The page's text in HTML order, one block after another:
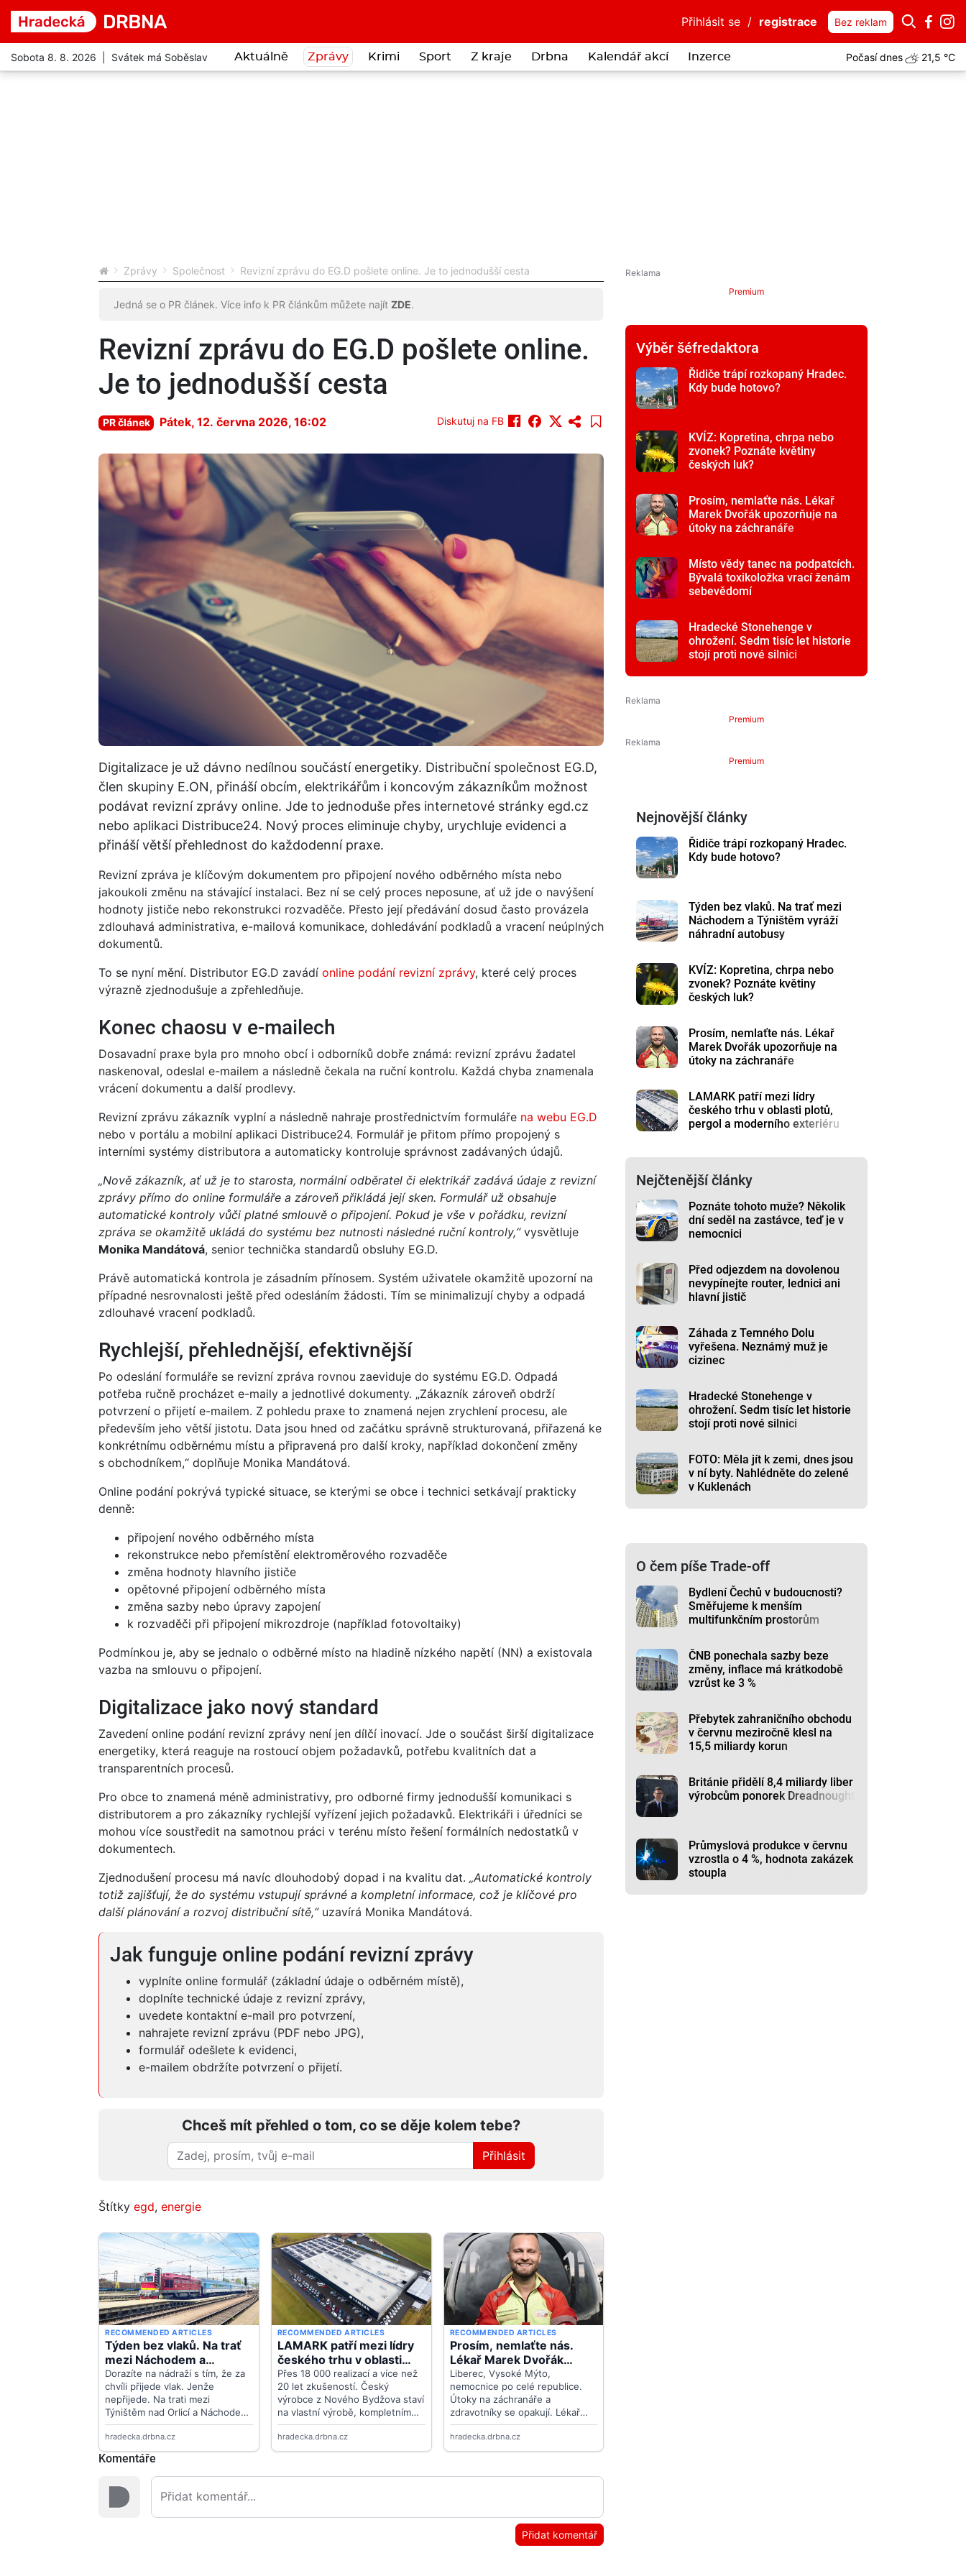
Přihlásit se / registrace Bez reklam
Sobota 8. 8. 2026 | Svátek má Soběslav Aktuálně Zprávy Krimi Sport Z kraje Drbna Kalendář akcí Inzerce Počasí dnes 21,5 °C
Zprávy Společnost Revizní zprávu do EG.D pošlete online. Je to jednodušší cesta
Jedná se o PR článek. Více info k PR článkům můžete najít ZDE.
Revizní zprávu do EG.D pošlete online.
Je to jednodušší cesta
PR článek Pátek, 12. června 2026, 16:02 Diskutuj na FB
Digitalizace je už dávno nedílnou součástí energetiky. Distribuční společnost EG.D,
člen skupiny E.ON, přináší obcím, elektrikářům i koncovým zákazníkům možnost
podávat revizní zprávy online. Jde to jednoduše přes internetové stránky egd.cz
nebo aplikaci Distribuce24. Nový proces eliminuje chyby, urychluje evidenci a
přináší větší přehlednost do každodenní praxe.
Revizní zpráva je klíčovým dokumentem pro připojení nového odběrného místa nebo
jakoukoli změnu na stávající instalaci. Bez ní se celý proces neposune, ať už jde o navýšení
hodnoty jističe nebo rekonstrukci rozvaděče. Přesto její předávání dosud často provázela
zdlouhavá administrativa, e-mailová komunikace, dohledávání podkladů a vracení neúplných
dokumentů.
To se nyní mění. Distributor EG.D zavádí online podání revizní zprávy, které celý proces
výrazně zjednodušuje a zpřehledňuje.
Konec chaosu v e-mailech
Dosavadní praxe byla pro mnoho obcí i odborníků dobře známá: revizní zprávu žadatel
naskenoval, odeslal e-mailem a následně čekala na ruční kontrolu. Každá chyba znamenala
vrácení dokumentu a další prodlevy.
Revizní zprávu zákazník vyplní a následně nahraje prostřednictvím formuláře na webu EG.D
nebo v portálu a mobilní aplikaci Distribuce24. Formulář je přitom přímo propojený s
interními systémy distributora a automaticky kontroluje správnost zadávaných údajů.
„Nově zákazník, ať už je to starosta, normální odběratel či elektrikář zadává údaje z revizní
zprávy přímo do online formuláře a zároveň přikládá její sken. Formulář už obsahuje
automatické kontroly vůči platné smlouvě o připojení. Pokud je vše v pořádku, revizní
zpráva se okamžitě ukládá do systému bez nutnosti následné ruční kontroly,“ vysvětluje
Monika Mandátová, senior technička standardů obsluhy EG.D.
Právě automatická kontrola je zásadním přínosem. Systém uživatele okamžitě upozorní na
případné nesrovnalosti ještě před odesláním žádosti. Tím se minimalizují chyby a odpadá
zdlouhavé vracení podkladů.
Rychlejší, přehlednější, efektivnější
Po odeslání formuláře se revizní zpráva rovnou zaeviduje do systému EG.D. Odpadá
potřeba ručně procházet e-maily a jednotlivé dokumenty. „Zákazník zároveň obdrží
potvrzení o přijetí e-mailem. Z pohledu praxe to znamená nejen zrychlení procesu, ale
především jeho větší jistotu. Data jsou hned od začátku správně strukturovaná, přiřazená ke
konkrétnímu odběrnému místu a připravená pro další kroky, například dokončení změny
s obchodníkem,“ doplňuje Monika Mandátová.
Online podání pokrývá typické situace, se kterými se obce i technici setkávají prakticky
denně:
připojení nového odběrného místa
rekonstrukce nebo přemístění elektroměrového rozvaděče
změna hodnoty hlavního jističe
opětovné připojení odběrného místa
změna sazby nebo úpravy zapojení
k rozvaděči při připojení mikrozdroje (například fotovoltaiky)
Podmínkou je, aby se jednalo o odběrné místo na hladině nízkého napětí (NN) a existovala
vazba na smlouvu o připojení.
Digitalizace jako nový standard
Zavedení online podání revizní zprávy není jen dílčí inovací. Jde o součást širší digitalizace
energetiky, která reaguje na rostoucí objem požadavků, potřebu kvalitních dat a
transparentních procesů.
Pro obce to znamená méně administrativy, pro odborné firmy jednodušší komunikaci s
distributorem a pro zákazníky rychlejší vyřízení jejich požadavků. Elektrikáři i úředníci se
mohou více soustředit na samotnou práci v terénu místo řešení formálních nedostatků v
dokumentech.
Zjednodušení procesu má navíc dlouhodobý dopad i na kvalitu dat. „Automatické kontroly
totiž zajišťují, že do systému vstupují správné a kompletní informace, což je klíčové pro
další plánování a rozvoj distribuční sítě,“ uzavírá Monika Mandátová.
Jak funguje online podání revizní zprávy
vyplníte online formulář (základní údaje o odběrném místě),
doplníte technické údaje z revizní zprávy,
uvedete kontaktní e-mail pro potvrzení,
nahrajete revizní zprávu (PDF nebo JPG),
formulář odešlete k evidenci,
e-mailem obdržíte potvrzení o přijetí.
Chceš mít přehled o tom, co se děje kolem tebe?
Přihlásit
Štítky egd, energie
Komentáře
Přidat komentář
Premium
Výběr šéfredaktora
Řidiče trápí rozkopaný Hradec.
Kdy bude hotovo?
KVÍZ: Kopretina, chrpa nebo
zvonek? Poznáte květiny
českých luk?
Prosím, nemlaťte nás. Lékař
Marek Dvořák upozorňuje na
útoky na záchranáře
Místo vědy tanec na podpatcích.
Bývalá toxikoložka vrací ženám
sebevědomí
Hradecké Stonehenge v
ohrožení. Sedm tisíc let historie
stojí proti nové silnici
Premium
Premium
Nejnovější články
Řidiče trápí rozkopaný Hradec.
Kdy bude hotovo?
Týden bez vlaků. Na trať mezi
Náchodem a Týništěm vyráží
náhradní autobusy
KVÍZ: Kopretina, chrpa nebo
zvonek? Poznáte květiny
českých luk?
Prosím, nemlaťte nás. Lékař
Marek Dvořák upozorňuje na
útoky na záchranáře
LAMARK patří mezi lídry
českého trhu v oblasti plotů,
pergol a moderního exteriéru
Nejčtenější články
Poznáte tohoto muže? Několik
dní seděl na zastávce, teď je v
nemocnici
Před odjezdem na dovolenou
nevypínejte router, lednici ani
hlavní jistič
Záhada z Temného Dolu
vyřešena. Neznámý muž je
cizinec
Hradecké Stonehenge v
ohrožení. Sedm tisíc let historie
stojí proti nové silnici
FOTO: Měla jít k zemi, dnes jsou
v ní byty. Nahlédněte do zelené
v Kuklenách
O čem píše Trade-off
Bydlení Čechů v budoucnosti?
Směřujeme k menším
multifunkčním prostorům
ČNB ponechala sazby beze
změny, inflace má krátkodobě
vzrůst ke 3 %
Přebytek zahraničního obchodu
v červnu meziročně klesl na
15,5 miliardy korun
Británie přidělí 8,4 miliardy liber
výrobcům ponorek Dreadnought
Průmyslová produkce v červnu
vzrostla o 4 %, hodnota zakázek
stoupla